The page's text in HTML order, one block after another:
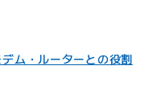
ム・ルーターとの役割